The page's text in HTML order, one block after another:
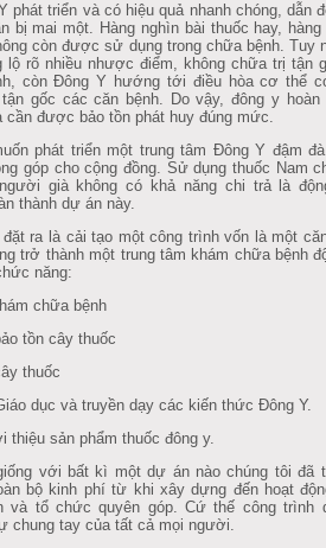
triển và có hiệu quả nhanh chóng, dẫn
bị mai một. Hàng nghìn bài thuốc hay,
còn được sử dụng trong chữa bệnh. Tuy
lộ rõ nhiều nhược điểm, không chữa trị tận
còn Đông Y hướng tới điều hòa cơ thể
gốc các căn bệnh. Do vậy, đông y hoàn
cần được bảo tồn phát huy đúng mức.
phát triển một trung tâm Đông Y đậm
góp cho cộng đồng. Sử dụng thuốc Nam
già không có khả năng chi trả là
thành dự án này.
ra là cải tạo một công trình vốn là một
trở thành một trung tâm khám chữa bệnh
năng:
chữa bệnh
tồn cây thuốc
thuốc
dục và truyền dạy các kiến thức Đông Y.
thiệu sản phẩm thuốc đông y.
với bất kì một dự án nào chúng tôi đã
bộ kinh phí từ khi xây dựng đến hoạt
và tổ chức quyên góp. Cứ thế công trình
chung tay của tất cả mọi người.